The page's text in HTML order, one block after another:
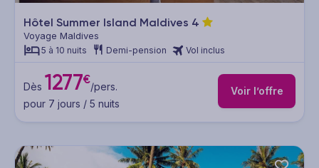
Hôtel Summer Island Maldives 4
Voyage Maldives
5 à 10 nuits Demi-pension Vol inclus
Dès 1277€/pers.
pour 7 jours / 5 nuits
Voir l’offre